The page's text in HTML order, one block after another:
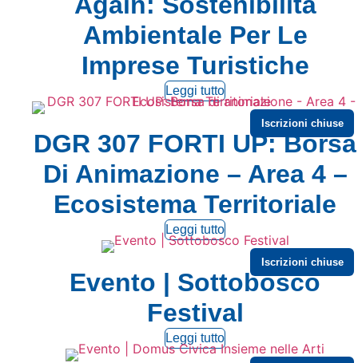
Ambientale Per Le
Imprese Turistiche
Leggi tutto
Iscrizioni chiuse
DGR 307 FORTI UP: Borsa
Di Animazione – Area 4 –
Ecosistema Territoriale
Leggi tutto
Iscrizioni chiuse
Evento | Sottobosco
Festival
Leggi tutto